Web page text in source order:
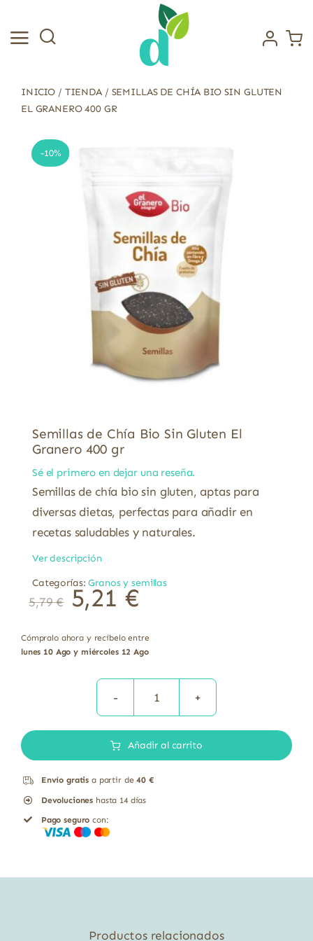
contenido
INICIO / TIENDA/ SEMILLAS DE CHÍA BIO SIN GLUTEN
EL GRANERO 400 GR
-10%
Semillas de Chía Bio Sin Gluten El
Granero 400 gr
Sé el primero en dejar una reseña.
Semillas de chía bio sin gluten, aptas para
diversas dietas, perfectas para añadir en
recetas saludables y naturales.
Ver descripción
Categorías:Granos y semillas
5,79€ 5,21€
Cómpralo ahora y recíbelo entre
lunes 10 Ago y miércoles 12 Ago
Semillas
Chía
Añadir al carrito
Envío gratis a partir de40 €
Devoluciones hasta 14 días
Pago seguro con:
Productos relacionados